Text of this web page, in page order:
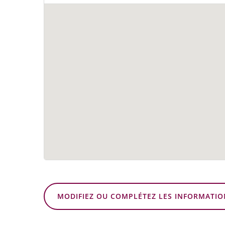
MODIFIEZ OU COMPLÉTEZ LES